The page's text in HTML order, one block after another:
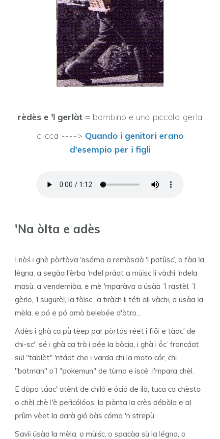
rèdès e 'l gerlàt= bambino e una piccola gerla
clicca ----> Quando i genitori erano
d'esempio per i figli
'Na òlta e adès
I nòś i ghè pòrtàva 'nséma a remàscià 'l patǜsc’, a fàa la
légna, a segàa l'èrba 'ndel práat a mùisc li vàchi 'ndela
masù, a vendemiàa, e mè 'mparàva a üsàa ´l rastèl, ´l
gèrlo, 'l sügürèl, la fòlsc’, a tiràch li téti ali vàchi, a üsàa la
mèla, e pó e pó amò belebée d'òtro...
Adès i ghà ca pǜ tèep par pòrtàs réet i fiöi e tàac' de
chi-sc', sé i ghà ca trà i pée la bòcia, i ghà i ṍc’ francáat
sül "tablèt" 'ntáat che i varda chi la moto cór, chi
"batman" o´l "pokemun" de tùrno e iscé i'mpara chèl.
E dòpo táac' atènt de chiló e óció de ilò, tuca ca chèsto
o chèl chè l'è perìcólóos, la piànta la crès débòla e al
prǜm vèet la darà gió bàs cóma 'n strepù.
Savìi üsàa la mèla, o mùiśc, o spacàa sù la légna, o